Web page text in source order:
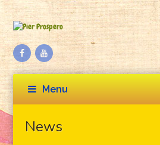
FacebookYoutube
Menu
News